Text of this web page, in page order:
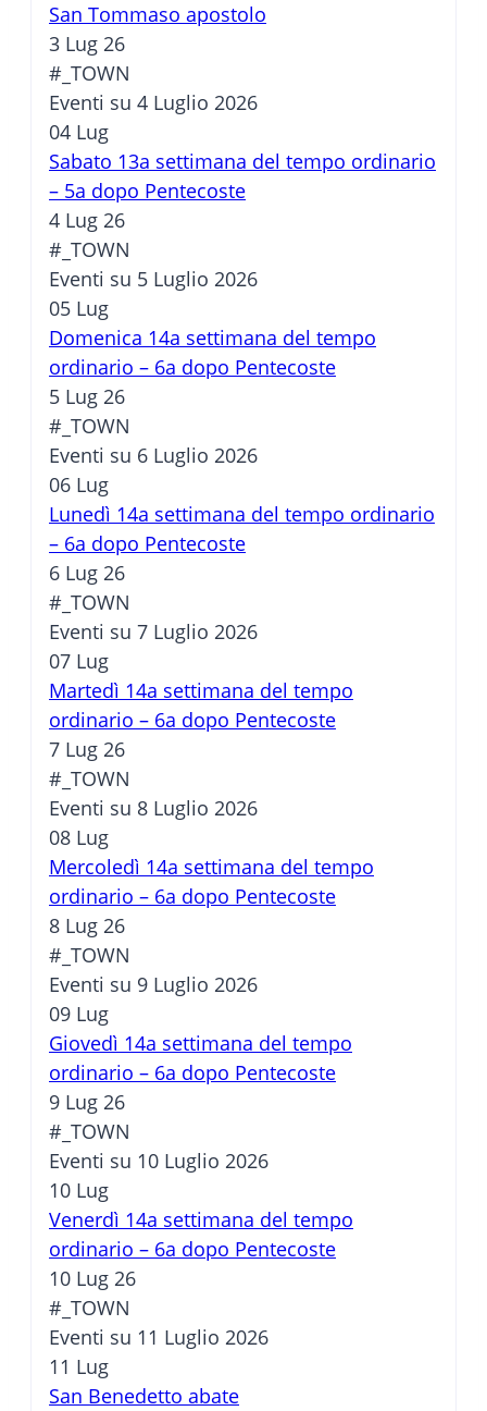
San Tommaso apostolo
3 Lug 26
#_TOWN
Eventi su 4 Luglio 2026
04 Lug
Sabato 13a settimana del tempo ordinario
– 5a dopo Pentecoste
4 Lug 26
#_TOWN
Eventi su 5 Luglio 2026
05 Lug
Domenica 14a settimana del tempo
ordinario – 6a dopo Pentecoste
5 Lug 26
#_TOWN
Eventi su 6 Luglio 2026
06 Lug
Lunedì 14a settimana del tempo ordinario
– 6a dopo Pentecoste
6 Lug 26
#_TOWN
Eventi su 7 Luglio 2026
07 Lug
Martedì 14a settimana del tempo
ordinario – 6a dopo Pentecoste
7 Lug 26
#_TOWN
Eventi su 8 Luglio 2026
08 Lug
Mercoledì 14a settimana del tempo
ordinario – 6a dopo Pentecoste
8 Lug 26
#_TOWN
Eventi su 9 Luglio 2026
09 Lug
Giovedì 14a settimana del tempo
ordinario – 6a dopo Pentecoste
9 Lug 26
#_TOWN
Eventi su 10 Luglio 2026
10 Lug
Venerdì 14a settimana del tempo
ordinario – 6a dopo Pentecoste
10 Lug 26
#_TOWN
Eventi su 11 Luglio 2026
11 Lug
San Benedetto abate